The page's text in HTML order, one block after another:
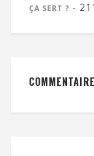
ÇA SERT ? -